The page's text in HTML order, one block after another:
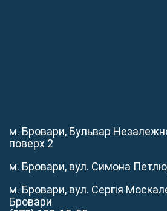
м. Бровари, Бульвар
поверх 2
м. Бровари, вул. Симона
м. Бровари, вул. Сергія
Бровари